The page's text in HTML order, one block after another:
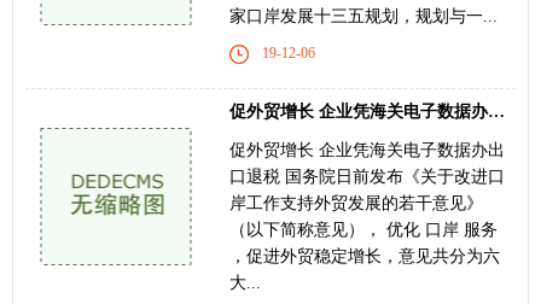
家口岸发展十三五规划，规划与一...
19-12-06
促外贸增长 企业凭海关电子数据办出口退税
促外贸增长 企业凭海关电子数据办出
口退税 国务院日前发布《关于改进口
岸工作支持外贸发展的若干意见》
（以下简称意见）， 优化 口岸 服务
，促进外贸稳定增长，意见共分为六
大...